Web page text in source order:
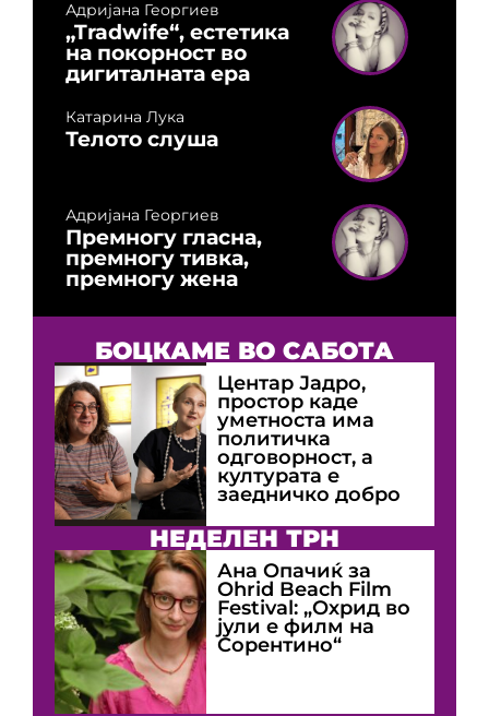
Адријана Георгиев
„Tradwife“, естетика
на покорност во
дигиталната ера
Катарина Лука
Телото слуша
Адријана Георгиев
Премногу гласна,
премногу тивка,
премногу жена
БОЦКАМЕ ВО САБОТА
Центар Јадро,
простор каде
уметноста има
политичка
одговорност, а
културата е
заедничко добро
НЕДЕЛЕН ТРН
Ана Опачиќ за
Оhrid Beach Film
Festival: „Охрид во
јули е филм на
Сорентино“